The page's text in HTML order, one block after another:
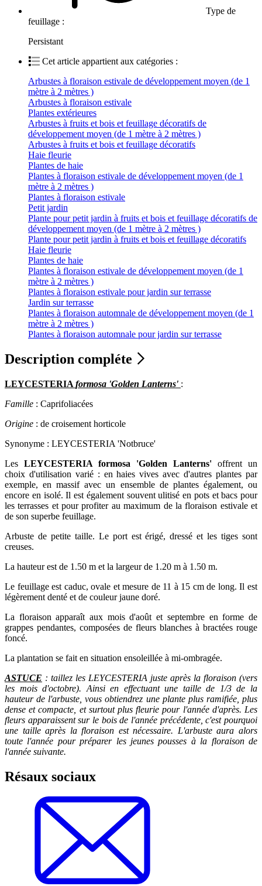
Type de
feuillage :
Persistant
Cet article appartient aux catégories :
Arbustes à floraison estivale de développement moyen (de 1
mètre à 2 mètres )
Arbustes à floraison estivale
Plantes extérieures
Arbustes à fruits et bois et feuillage décoratifs de
développement moyen (de 1 mètre à 2 mètres )
Arbustes à fruits et bois et feuillage décoratifs
Haie fleurie
Plantes de haie
Plantes à floraison estivale de développement moyen (de 1
mètre à 2 mètres )
Plantes à floraison estivale
Petit jardin
Plante pour petit jardin à fruits et bois et feuillage décoratifs de
développement moyen (de 1 mètre à 2 mètres )
Plante pour petit jardin à fruits et bois et feuillage décoratifs
Haie fleurie
Plantes de haie
Plantes à floraison estivale de développement moyen (de 1
mètre à 2 mètres )
Plantes à floraison estivale pour jardin sur terrasse
Jardin sur terrasse
Plantes à floraison automnale de développement moyen (de 1
mètre à 2 mètres )
Plantes à floraison automnale pour jardin sur terrasse
Description compléte
LEYCESTERIA formosa 'Golden Lanterns' :
Famille : Caprifoliacées
Origine : de croisement horticole
Synonyme : LEYCESTERIA 'Notbruce'
Les LEYCESTERIA formosa 'Golden Lanterns' offrent un
choix d'utilisation varié : en haies vives avec d'autres plantes par
exemple, en massif avec un ensemble de plantes également, ou
encore en isolé. Il est également souvent ulitisé en pots et bacs pour
les terrasses et pour profiter au maximum de la floraison estivale et
de son superbe feuillage.
Arbuste de petite taille. Le port est érigé, dressé et les tiges sont
creuses.
La hauteur est de 1.50 m et la largeur de 1.20 m à 1.50 m.
Le feuillage est caduc, ovale et mesure de 11 à 15 cm de long. Il est
légèrement denté et de couleur jaune doré.
La floraison apparaît aux mois d'août et septembre en forme de
grappes pendantes, composées de fleurs blanches à bractées rouge
foncé.
La plantation se fait en situation ensoleillée à mi-ombragée.
ASTUCE : taillez les LEYCESTERIA juste après la floraison (vers
les mois d'octobre). Ainsi en effectuant une taille de 1/3 de la
hauteur de l'arbuste, vous obtiendrez une plante plus ramifiée, plus
dense et compacte, et surtout plus fleurie pour l'année d'après. Les
fleurs apparaissent sur le bois de l'année précédente, c'est pourquoi
une taille après la floraison est nécessaire. L'arbuste aura alors
toute l'année pour préparer les jeunes pousses à la floraison de
l'année suivante.
Résaux sociaux